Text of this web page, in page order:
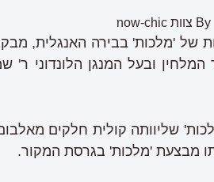
By צוות now-chic
של 'מלכות' בבירה האנגלית,
ובעל המנגן הלונדוני ר'
שליוותה קולית חלקים
מבצעת 'מלכות' בגרסת המקור.